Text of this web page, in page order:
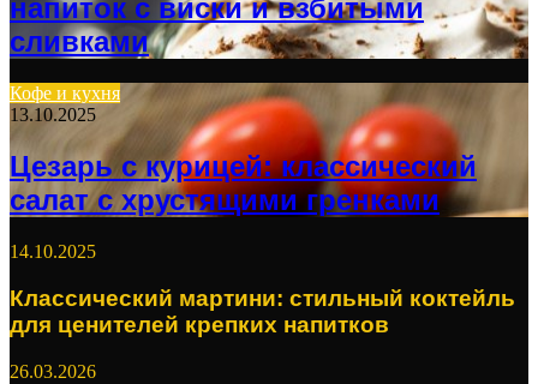
напиток с виски и взбитыми
сливками
Кофе и кухня
13.10.2025
Цезарь с курицей: классический
салат с хрустящими гренками
14.10.2025
Классический мартини: стильный коктейль
для ценителей крепких напитков
26.03.2026